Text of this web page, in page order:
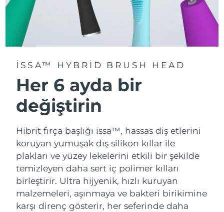
ISSA™ HYBRID BRUSH HEAD
Her 6 ayda bir
değiştirin
Hibrit fırça başlığı issa™, hassas diş etlerini
koruyan yumuşak dış silikon kıllar ile
plakları ve yüzey lekelerini etkili bir şekilde
temizleyen daha sert iç polimer kılları
birleştirir. Ultra hijyenik, hızlı kuruyan
malzemeleri, aşınmaya ve bakteri birikimine
karşı direnç gösterir, her seferinde daha